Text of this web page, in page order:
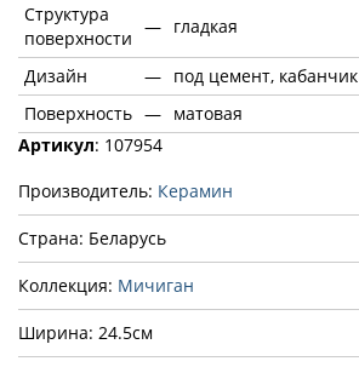
Структура
поверхности
— гладкая
Дизайн — под цемент, кабанчик
Поверхность — матовая
Артикул: 107954
Производитель: Керамин
Страна: Беларусь
Коллекция: Мичиган
Ширина: 24.5см